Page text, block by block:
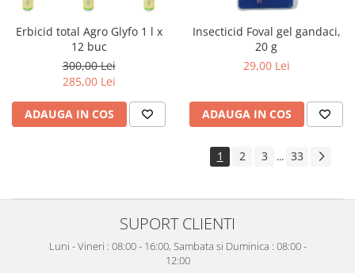
Erbicid total Agro Glyfo 1 l x
12 buc
300,00 Lei
285,00 Lei
ADAUGA IN COS
Insecticid Foval gel gandaci,
20 g
29,00 Lei
ADAUGA IN COS
1 2 3 ... 33
SUPORT CLIENTI
Luni - Vineri : 08:00 - 16:00, Sambata si Duminica : 08:00 -
12:00